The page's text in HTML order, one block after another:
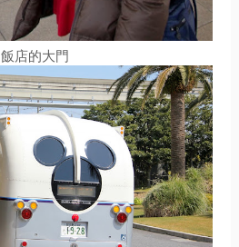
飯店的大門